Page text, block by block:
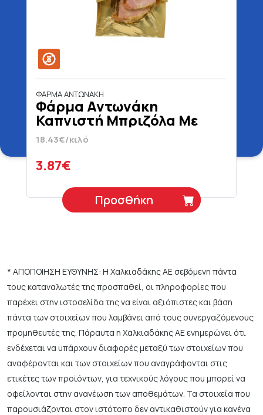
ΦΑΡΜΑ ΑΝΤΩΝΑΚΗ
Φάρμα Αντωνάκη
Καπνιστή Μπριζόλα Με
Μέλι Χωρίς Γλουτένη 210
gr
18.43€/κιλό
3.87€
Προσθήκη
* ΑΠΟΠΟΙΗΣΗ ΕΥΘΥΝΗΣ: Η Χαλκιαδάκης ΑΕ σεβόμενη πάντα
τους καταναλωτές της προσπαθεί, οι πληροφορίες που
παρέχει στην ιστοσελίδα της να είναι αξιόπιστες και βάση
πάντα των στοιχείων που λαμβάνει από τους συνεργαζόμενους
προμηθευτές της. Πάραυτα η Χαλκιαδάκης ΑΕ ενημερώνει ότι
ενδέχεται να υπάρχουν διαφορές μεταξύ των στοιχείων που
αναφέρονται και των στοιχείων που αναγράφονται στις
ετικέτες των προϊόντων, για τεχνικούς λόγους που μπορεί να
οφείλονται στην ανανέωση των αποθεμάτων. Τα στοιχεία που
παρουσιάζονται στον ιστότοπο δεν αντικαθιστούν για κανένα